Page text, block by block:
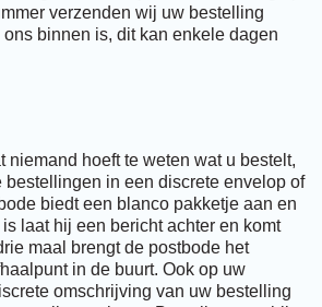
verzenden wij uw bestelling
binnen is, dit kan enkele dagen
niemand hoeft te weten wat u bestelt,
bestellingen in een discrete envelop of
biedt een blanco pakketje aan en
laat hij een bericht achter en komt
maal brengt de postbode het
in de buurt. Ook op uw
omschrijving van uw bestelling